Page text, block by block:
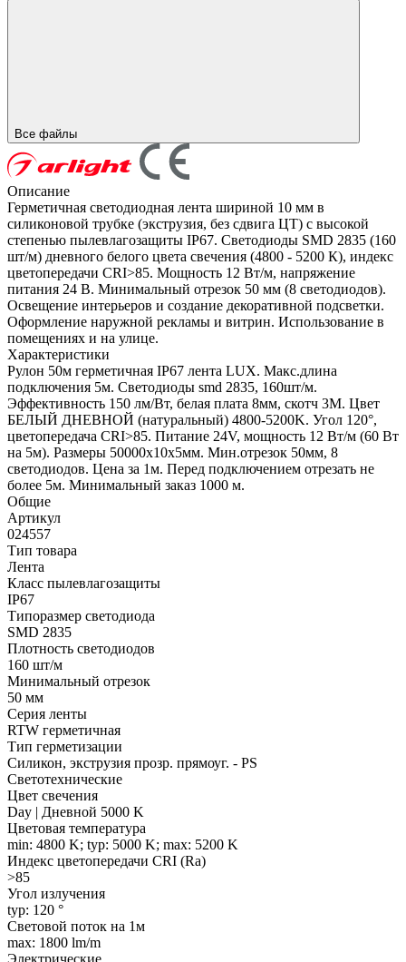
Все файлы
Описание
Герметичная светодиодная лента шириной 10 мм в
силиконовой трубке (экструзия, без сдвига ЦТ) с высокой
степенью пылевлагозащиты IP67. Светодиоды SMD 2835 (160
шт/м) дневного белого цвета свечения (4800 - 5200 К), индекс
цветопередачи CRI>85. Мощность 12 Вт/м, напряжение
питания 24 В. Минимальный отрезок 50 мм (8 светодиодов).
Освещение интерьеров и создание декоративной подсветки.
Оформление наружной рекламы и витрин. Использование в
помещениях и на улице.
Характеристики
Рулон 50м герметичная IP67 лента LUX. Макс.длина
подключения 5м. Светодиоды smd 2835, 160шт/м.
Эффективность 150 лм/Вт, белая плата 8мм, скотч 3М. Цвет
БЕЛЫЙ ДНЕВНОЙ (натуральный) 4800-5200K. Угол 120°,
цветопередача CRI>85. Питание 24V, мощность 12 Вт/м (60 Вт
на 5м). Размеры 50000х10х5мм. Мин.отрезок 50мм, 8
светодиодов. Цена за 1м. Перед подключением отрезать не
более 5м. Минимальный заказ 1000 м.
Общие
Артикул
024557
Тип товара
Лента
Класс пылевлагозащиты
IP67
Типоразмер светодиода
SMD 2835
Плотность светодиодов
160 шт/м
Минимальный отрезок
50 мм
Серия ленты
RTW герметичная
Тип герметизации
Силикон, экструзия прозр. прямоуг. - PS
Светотехнические
Цвет свечения
Day | Дневной 5000 K
Цветовая температура
min: 4800 K; typ: 5000 K; max: 5200 K
Индекс цветопередачи CRI (Ra)
>85
Угол излучения
typ: 120 °
Световой поток на 1м
max: 1800 lm/m